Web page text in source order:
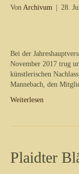
Von Archivum 28.
Bei der
November 2017 trug
künstlerischen
Mannebach, den
Weiterlesen
Plaidter